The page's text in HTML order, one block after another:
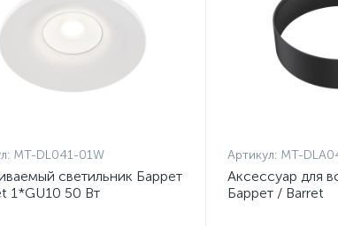
MT-DL041-01W
светильник Баррет
1*GU10 50 Вт
Артикул: MT-
Аксессуар для
Баррет / Barret